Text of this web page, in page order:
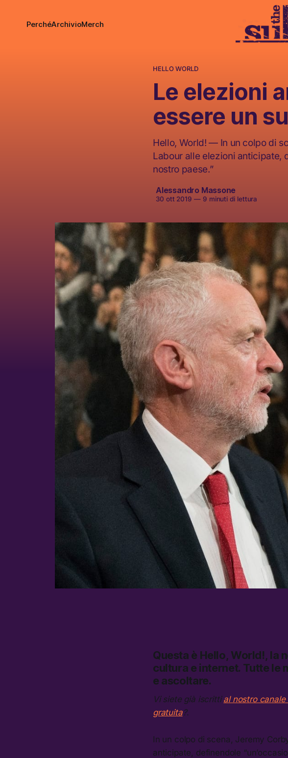
PerchéArchivioMerch
HELLO WORLD
Le elezioni
essere un
Hello, World! — In un colpo di
Labour alle elezioni anticipate,
nostro paese.”
Alessandro Massone
30 ott 2019 —9 minuti di lettura
Questa è Hello, World!, la
cultura e internet. Tutte le
e ascoltare.
Vi siete già iscrittial nostro canale
gratuita?.
In un colpo di scena, Jeremy
anticipate, definendole